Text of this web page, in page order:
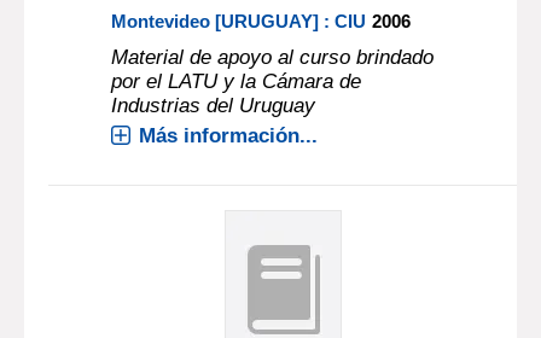
Montevideo [URUGUAY] : CIU 2006
Material de apoyo al curso brindado
por el LATU y la Cámara de
Industrias del Uruguay
Más información...